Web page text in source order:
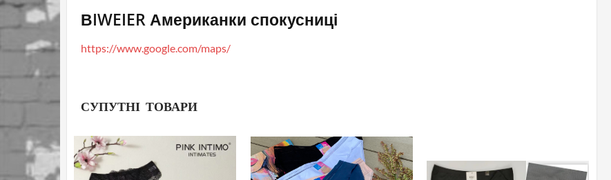
ВIWEIER Американки спокусниці
https://www.google.com/maps/
СУПУТНІ ТОВАРИ